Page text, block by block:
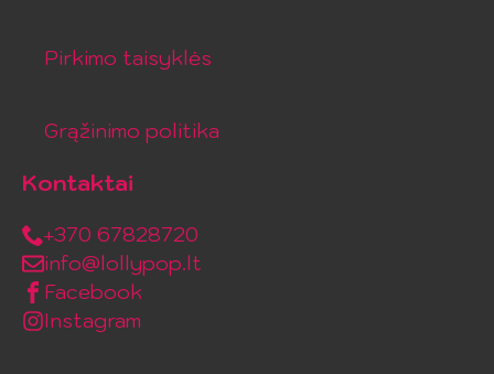
Pirkimo taisyklės
Grąžinimo politika
Kontaktai
+370 67828720
info@lollypop.lt
Facebook
Instagram